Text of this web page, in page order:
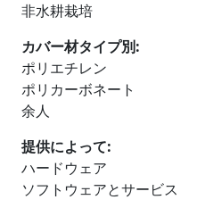
非水耕栽培
カバー材タイプ別:
ポリエチレン
ポリカーボネート
余人
提供によって:
ハードウェア
ソフトウェアとサービス